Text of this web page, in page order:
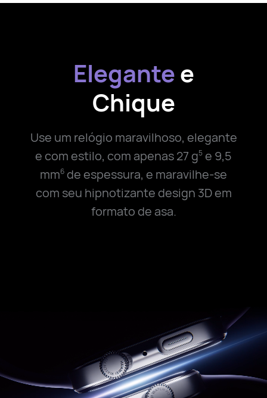
Elegantee
Chique
Use um relógio maravilhoso, elegante
e com estilo, com apenas27 g5 e 9,5
mm6 de espessura, e maravilhe-se
com seu hipnotizante design 3D em
formato de asa.